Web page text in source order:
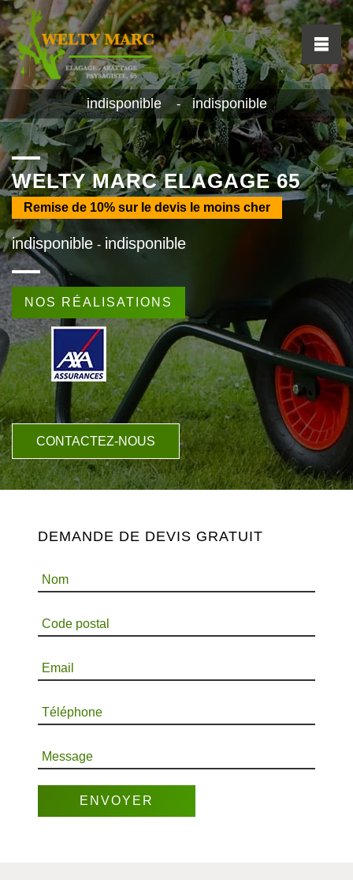
indisponible - indisponible
WELTY MARC ELAGAGE 65
Remise de 10% sur le devis le moins cher
indisponible - indisponible
NOS RÉALISATIONS
CONTACTEZ-NOUS
DEMANDE DE DEVIS GRATUIT
Nom
Code postal
Email
Téléphone
Message